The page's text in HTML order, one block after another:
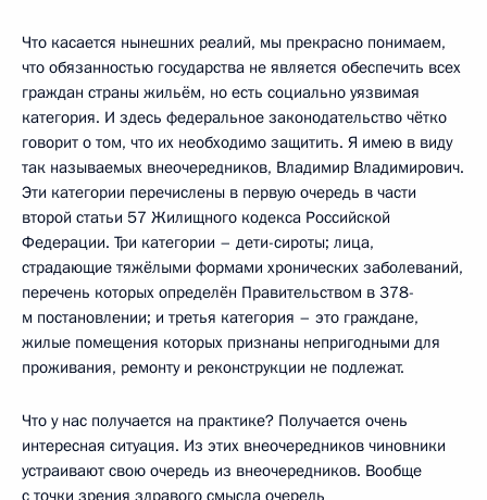
Что касается нынешних реалий, мы прекрасно понимаем,
что обязанностью государства не является обеспечить всех
граждан страны жильём, но есть социально уязвимая
категория. И здесь федеральное законодательство чётко
говорит о том, что их необходимо защитить. Я имею в виду
так называемых внеочередников, Владимир Владимирович.
Эти категории перечислены в первую очередь в части
второй статьи 57 Жилищного кодекса Российской
Федерации. Три категории – дети-сироты; лица,
страдающие тяжёлыми формами хронических заболеваний,
перечень которых определён Правительством в 378-
м постановлении; и третья категория – это граждане,
жилые помещения которых признаны непригодными для
проживания, ремонту и реконструкции не подлежат.
Что у нас получается на практике? Получается очень
интересная ситуация. Из этих внеочередников чиновники
устраивают свою очередь из внеочередников. Вообще
с точки зрения здравого смысла очередь